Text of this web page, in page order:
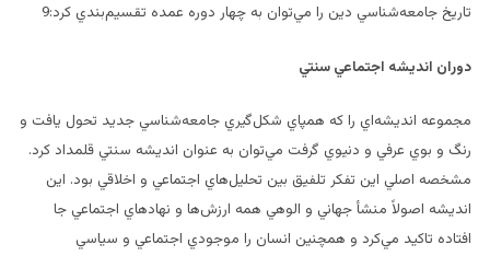
تاريخ جامعه‌شناسي دين را مي‌توان به چهار دوره عمده تقسيم‌بندي كرد:9
دوران انديشه اجتماعي سنتي
مجموعه انديشه‌اي را كه همپاي شكل‌گيري جامعه‌شناسي جديد تحول يافت و
رنگ و بوي عرفي و دنيوي گرفت مي‌توان به عنوان انديشه سنتي قلمداد كرد.
مشخصه اصلي اين تفكر تلفيق بين تحليل‌هاي اجتماعي و اخلاقي بود. اين
انديشه اصولاً‌ منشأ جهاني و الوهي همه ارزش‌ها و نهادهاي اجتماعي جا
افتاده تاكيد مي‌كرد و همچنين انسان را موجودي اجتماعي و سياسي